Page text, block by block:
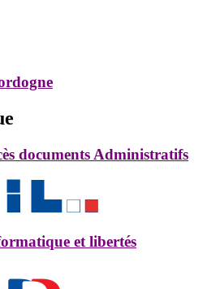
documents Administratifs
et libertés